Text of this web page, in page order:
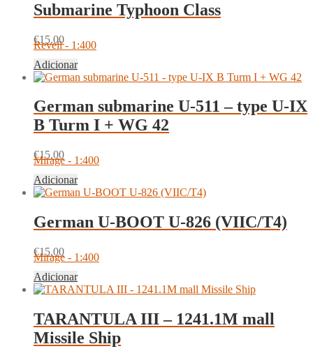
Submarine Typhoon Class
€15.00
Revell - 1:400
Adicionar
German submarine U-511 – type U-IX
B Turm I + WG 42
€15.00
Mirage - 1:400
Adicionar
German U-BOOT U-826 (VIIC/T4)
€15.00
Mirage - 1:400
Adicionar
TARANTULA III – 1241.1M mall
Missile Ship